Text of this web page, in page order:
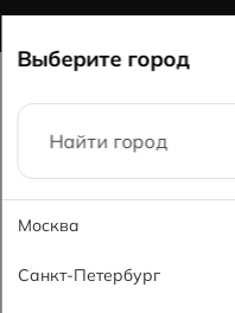
Главная Каталог 60x120
Выберите город
Москва
Санкт-Петербург